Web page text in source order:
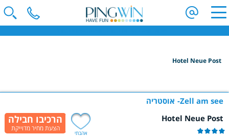
הקלידו שם מדינה ובחרו יעד
בחרו תאריך
כמות נוסעים
Hotel Neue Post
Zell am see
Hotel Neue Post
אוסטריה
אהבתי